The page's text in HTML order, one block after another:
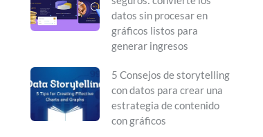
datos sin procesar en
gráficos listos para
generar ingresos
5 Consejos de storytelling
con datos para crear una
estrategia de contenido
con gráficos